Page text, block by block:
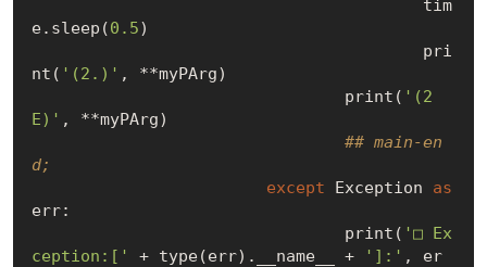
e.sleep(0.5)
nt( '(2.)' , **myPArg)
				print(
'(2
E)' , **myPArg)
## main-en
d;
except Exception as
err:
				print(
'□ Ex
ception:['
+ type(err).__name__ + ']:' , er